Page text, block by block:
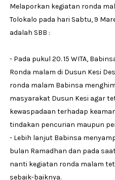
Melaporkan kegiatan ronda
Tolokalo pada hari Sabtu, 9
adalah SBB :
- Pada pukul 20. 15 WITA,
Ronda malam di Dusun Kesi
ronda malam Babinsa
masyarakat Dusun Kesi agar
kewaspadaan terhadap
tindakan pencurian maupun
- Lebih lanjut Babinsa
bulan Ramadhan dan pada
nanti kegiatan ronda malam
sebaik-baiknya.